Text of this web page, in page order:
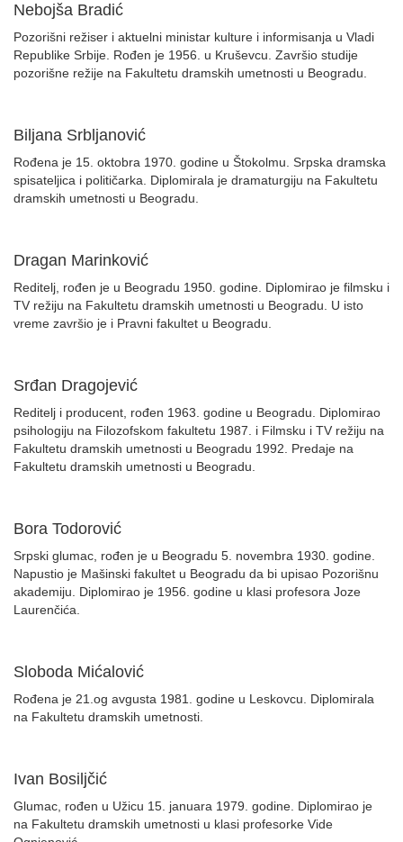
Nebojša Bradić
Pozorišni režiser i aktuelni ministar kulture i informisanja u Vladi
Republike Srbije. Rođen je 1956. u Kruševcu. Završio studije
pozorišne režije na Fakultetu dramskih umetnosti u Beogradu.
Biljana Srbljanović
Rođena je 15. oktobra 1970. godine u Štokolmu. Srpska dramska
spisateljica i političarka. Diplomirala je dramaturgiju na Fakultetu
dramskih umetnosti u Beogradu.
Dragan Marinković
Reditelj, rođen je u Beogradu 1950. godine. Diplomirao je filmsku i
TV režiju na Fakultetu dramskih umetnosti u Beogradu. U isto
vreme završio je i Pravni fakultet u Beogradu.
Srđan Dragojević
Reditelj i producent, rođen 1963. godine u Beogradu. Diplomirao
psihologiju na Filozofskom fakultetu 1987. i Filmsku i TV režiju na
Fakultetu dramskih umetnosti u Beogradu 1992. Predaje na
Fakultetu dramskih umetnosti u Beogradu.
Bora Todorović
Srpski glumac, rođen je u Beogradu 5. novembra 1930. godine.
Napustio je Mašinski fakultet u Beogradu da bi upisao Pozorišnu
akademiju. Diplomirao je 1956. godine u klasi profesora Joze
Laurenčića.
Sloboda Mićalović
Rođena je 21.og avgusta 1981. godine u Leskovcu. Diplomirala
na Fakultetu dramskih umetnosti.
Ivan Bosiljčić
Glumac, rođen u Užicu 15. januara 1979. godine. Diplomirao je
na Fakultetu dramskih umetnosti u klasi profesorke Vide